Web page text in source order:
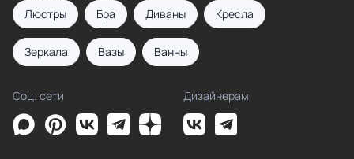
Люстры Бра Диваны Кресла
Зеркала Вазы Ванны
Соц. сети Дизайнерам